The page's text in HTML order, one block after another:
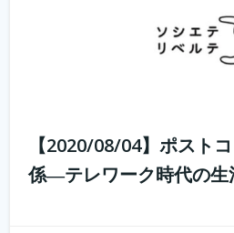
【2020/08/04】ポスト
係―テレワーク時代の
判断し、そして決断できるよう
とを見つけたら、とことんまで
えてあげたい。 そして何